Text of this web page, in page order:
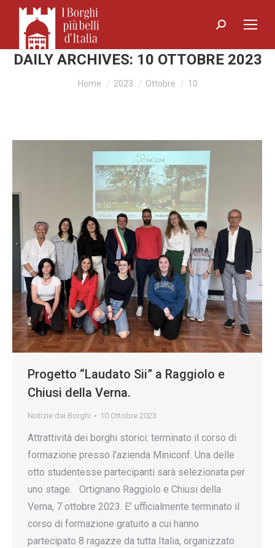
Search:
DAILY ARCHIVES: 10 OTTOBRE 2023
You are here:
Home 2023 Ottobre 10
Progetto “Laudato Sii” a Raggiolo e
Chiusi della Verna.
Notizie dai Borghi 10 Ottobre 2023
Attrattività dei borghi storici: terminato il corso di
formazione presso l’azienda Miniconf. Una delle
otto studentesse partecipanti sarà selezionata per
uno stage. Ortignano Raggiolo e Chiusi della
Verna, 7 ottobre 2023. E’ ufficialmente terminato il
corso di formazione gratuito a cui hanno
partecipato 8 ragazze da tutta Italia, organizzato